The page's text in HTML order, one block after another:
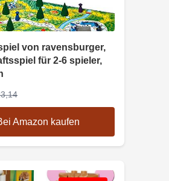
von ravensburger,
für 2-6 spieler,
Amazon kaufen